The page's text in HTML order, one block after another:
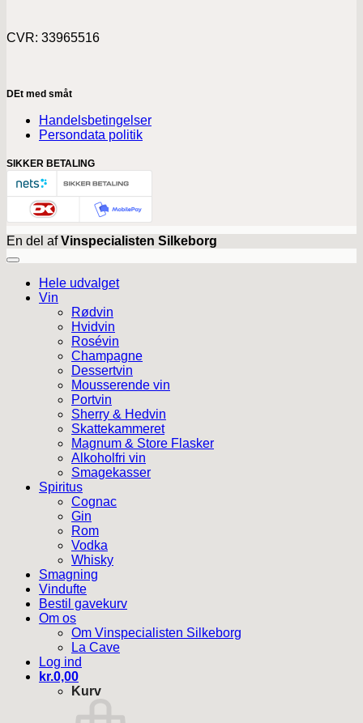
CVR: 33965516
DEt med småt
Handelsbetingelser
Persondata politik
SIKKER BETALING
En del afVinspecialisten Silkeborg
Hele udvalget
Vin
Rødvin
Hvidvin
Rosévin
Champagne
Dessertvin
Mousserende vin
Portvin
Sherry & Hedvin
Skattekammeret
Magnum & Store Flasker
Alkoholfri vin
Smagekasser
Spiritus
Cognac
Gin
Rom
Vodka
Whisky
Smagning
Vindufte
Bestil gavekurv
Om os
Om Vinspecialisten Silkeborg
La Cave
Log ind
kr.0,00
Kurv